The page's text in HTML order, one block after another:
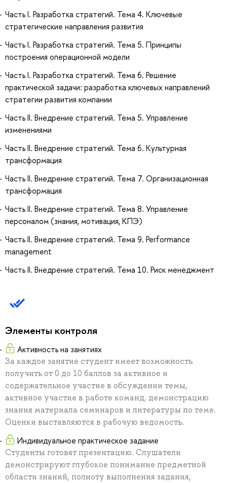
Часть I. Разработка стратегий. Тема 4. Ключевые
стратегические направления развития
Часть I. Разработка стратегий. Тема 5. Принципы
построения операционной модели
Часть I. Разработка стратегий. Тема 6. Решение
практической задачи: разработка ключевых направлений
стратегии развития компании
Часть II. Внедрение стратегий. Тема 5. Управление
изменениями
Часть II. Внедрение стратегий. Тема 6. Культурная
трансформация
Часть II. Внедрение стратегий. Тема 7. Организационная
трансформация
Часть II. Внедрение стратегий. Тема 8. Управление
персоналом (знания, мотивация, КПЭ)
Часть II. Внедрение стратегий. Тема 9. Performance
management
Часть II. Внедрение стратегий. Тема 10. Риск менеджмент
Элементы контроля
Активность на занятиях
За каждое занятие студент имеет возможность
получить от 0 до 10 баллов за активное и
содержательное участие в обсуждении темы,
активное участие в работе команд, демонстрацию
знания материала семинаров и литературы по теме.
Оценки выставляются в рабочую ведомость.
Индивидуальное практическое задание
Студенты готовят презентацию. Слушатели
демонстрируют глубокое понимание предметной
области знаний, полноту выполнения задания,